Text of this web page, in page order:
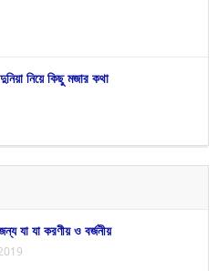
নিয়ে কিছু মজার কথা
যা যা করণীয় ও বর্জনীয়